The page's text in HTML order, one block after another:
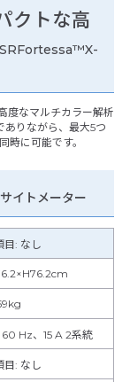
クトな高
度なマルチカラー解析
ありながら、最大5つ
時に可能です。
イトメーター
目: なし
Hz、15 A 2系統
目: なし